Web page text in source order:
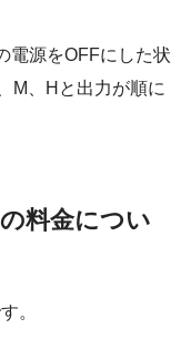
電源をOFFにした状
M、Hと出力が順に
料金につい
。